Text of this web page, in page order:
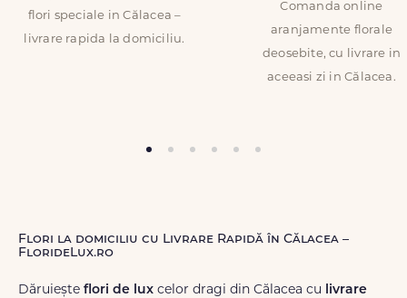
flori speciale in Călacea –
livrare rapida la domiciliu.
Comanda online
aranjamente florale
deosebite, cu livrare in
aceeasi zi in Călacea.
Flori la domiciliu cu Livrare Rapidă în Călacea –
FlorideLux.ro
Dăruiește flori de lux celor dragi din Călacea cu livrare